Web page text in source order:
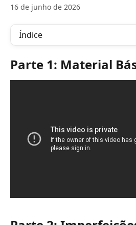
16 de junho de 2026
Índice
Parte 1: Material